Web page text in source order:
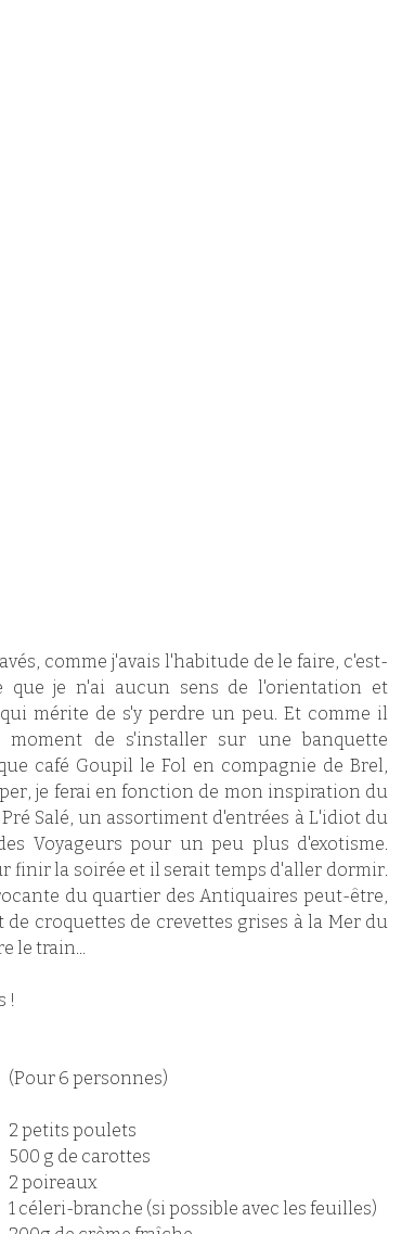
comme j'avais l'habitude de le faire, c'est-
que je n'ai aucun sens de l'orientation et
mérite de s'y perdre un peu. Et comme il
de s'installer sur une banquette
café Goupil le Fol en compagnie de Brel,
je ferai en fonction de mon inspiration du
Salé, un assortiment d'entrées à L'idiot du
Voyageurs pour un peu plus d'exotisme.
finir la soirée et il serait temps d'aller dormir.
du quartier des Antiquaires peut-être,
croquettes de crevettes grises à la Mer du
le train...
!
(Pour 6 personnes)
2 petits poulets
500 g de carottes
2 poireaux
1 céleri-branche (si possible avec les feuilles)